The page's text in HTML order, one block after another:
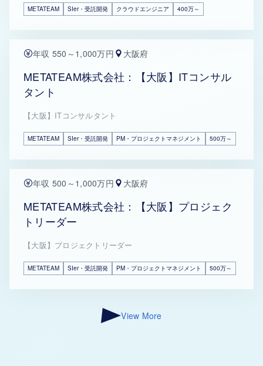
METATEAM SIer・受託開発 クラウドエンジニア 400万～
年収 550～1,000万円 大阪府
METATEAM株式会社：【大阪】ITコンサル
タント
【大阪】ITコンサルタント
METATEAM SIer・受託開発 PM・プロジェクトマネジメント 500万～
年収 500～1,000万円 大阪府
METATEAM株式会社：【大阪】プロジェク
トリーダー
【大阪】プロジェクトリーダー
METATEAM SIer・受託開発 PM・プロジェクトマネジメント 500万～
View More